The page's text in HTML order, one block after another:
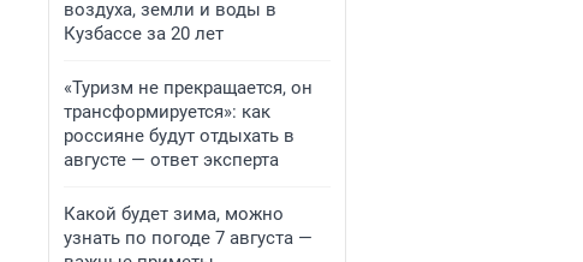
воздуха, земли и воды в
Кузбассе за 20 лет
«Туризм не прекращается, он
трансформируется»: как
россияне будут отдыхать в
августе — ответ эксперта
Какой будет зима, можно
узнать по погоде 7 августа —